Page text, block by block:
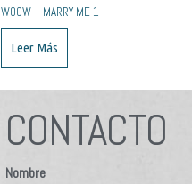
WOOW – MARRY ME 1
Leer Más
CONTACTO
Nombre